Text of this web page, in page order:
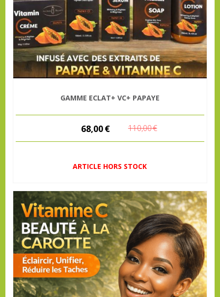
GAMME ECLAT+ VC+ PAPAYE
68,00€ 110,00€
ARTICLE HORS STOCK